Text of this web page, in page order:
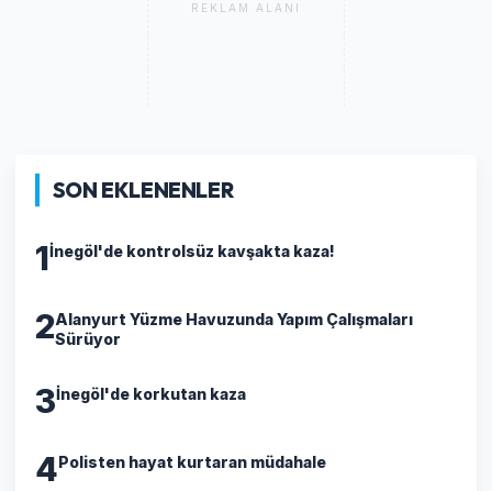
REKLAM ALANI
SON EKLENENLER
1İnegöl'de kontrolsüz kavşakta kaza!
2Alanyurt Yüzme Havuzunda Yapım Çalışmaları
Sürüyor
3İnegöl'de korkutan kaza
4Polisten hayat kurtaran müdahale